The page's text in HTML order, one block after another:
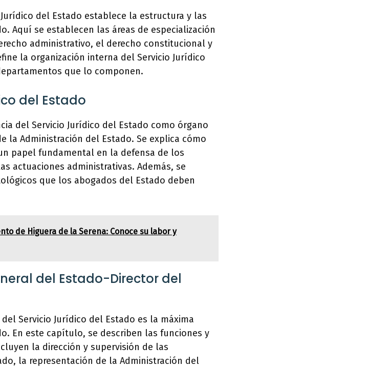
del Estado establece la estructura y las
Aquí se establecen las áreas de especialización
administrativo, el derecho constitucional y
la organización interna del Servicio Jurídico
que lo componen.
del Estado
del Servicio Jurídico del Estado como órgano
la Administración del Estado. Se explica cómo
papel fundamental en la defensa de los
actuaciones administrativas. Además, se
que los abogados del Estado deben
de Higuera de la Serena: Conoce su labor y
del Estado-Director del
Servicio Jurídico del Estado es la máxima
En este capítulo, se describen las funciones y
la dirección y supervisión de las
la representación de la Administración del